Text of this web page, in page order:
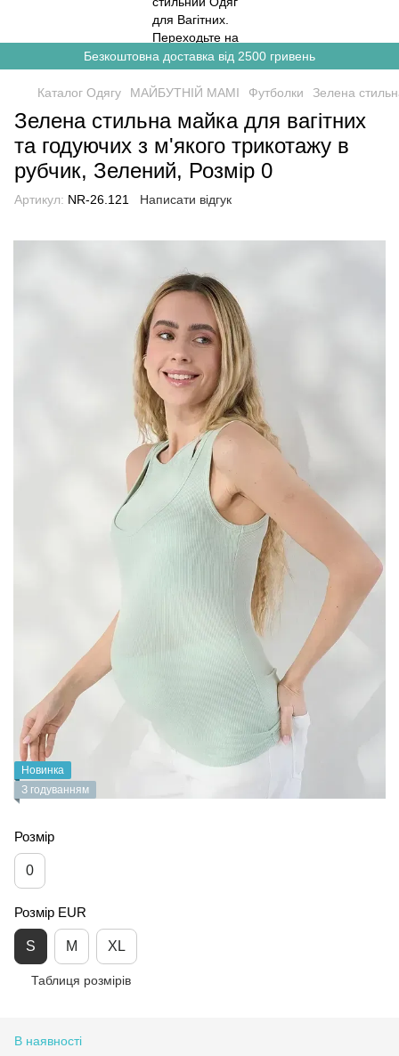
Безкоштовна доставка від 2500 гривень
Каталог Одягу МАЙБУТНІЙ МАМІ Футболки Зелена
Зелена стильна майка для вагітних
та годуючих з м'якого трикотажу в
рубчик, Зелений, Розмір 0
Артикул: NR-26.121 Написати відгук
Новинка
З годуванням
Розмір
0
Розмір EUR
S M XL
Таблиця розмірів
В наявності